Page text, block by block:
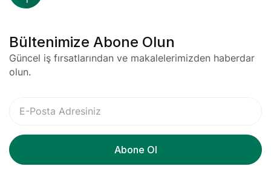
Bültenimize Abone Olun
Güncel iş fırsatlarından ve makalelerimizden haberdar
olun.